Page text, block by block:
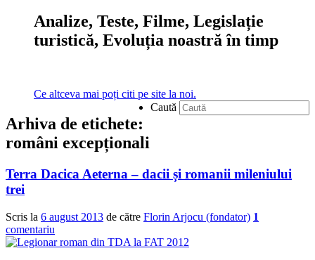
Analize, Teste, Filme, Legislație
turistică, Evoluția noastră în timp
Ce altceva mai poți citi pe site la noi.
Caută
Arhiva de etichete:
români excepționali
Terra Dacica Aeterna – dacii și romanii mileniului
trei
Scris la 6 august 2013 de către Florin Arjocu (fondator) 1
comentariu